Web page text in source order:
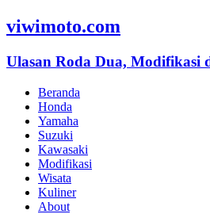
viwimoto.com
Ulasan Roda Dua, Modifikasi
Beranda
Honda
Yamaha
Suzuki
Kawasaki
Modifikasi
Wisata
Kuliner
About